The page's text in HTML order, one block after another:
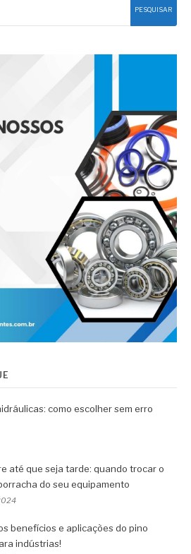
PESQUISAR
como escolher sem erro
até que seja tarde: quando trocar o
do seu equipamento
benefícios e aplicações do pino
indústrias!